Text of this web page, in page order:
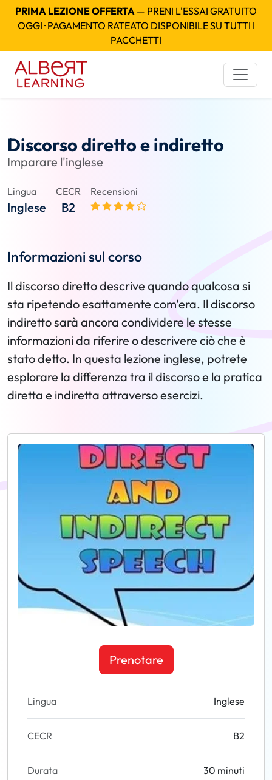
PRIMA LEZIONE OFFERTA — PRENI L'ESSAI GRATUITO
OGGI · PAGAMENTO RATEATO DISPONIBILE SU TUTTI I
PACCHETTI
Discorso diretto e indiretto
Imparare l'inglese
Lingua
Inglese
CECR
B2
Recensioni
Informazioni sul corso
Il discorso diretto descrive quando qualcosa si
sta ripetendo esattamente com'era. Il discorso
indiretto sarà ancora condividere le stesse
informazioni da riferire o descrivere ciò che è
stato detto. In questa lezione inglese, potrete
esplorare la differenza tra il discorso e la pratica
diretta e indiretta attraverso esercizi.
Prenotare
Lingua Inglese
CECR B2
Durata 30 minuti